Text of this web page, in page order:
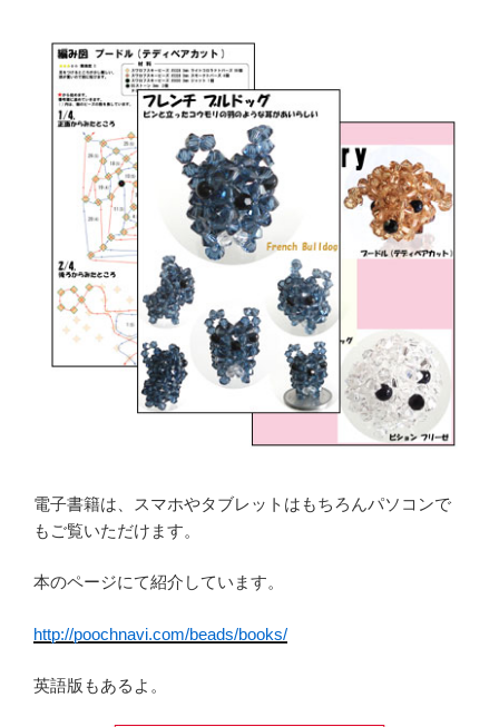
電子書籍は、スマホやタブレットはもちろんパソコンで
もご覧いただけます。
本のページにて紹介しています。
http://poochnavi.com/beads/books/
英語版もあるよ。